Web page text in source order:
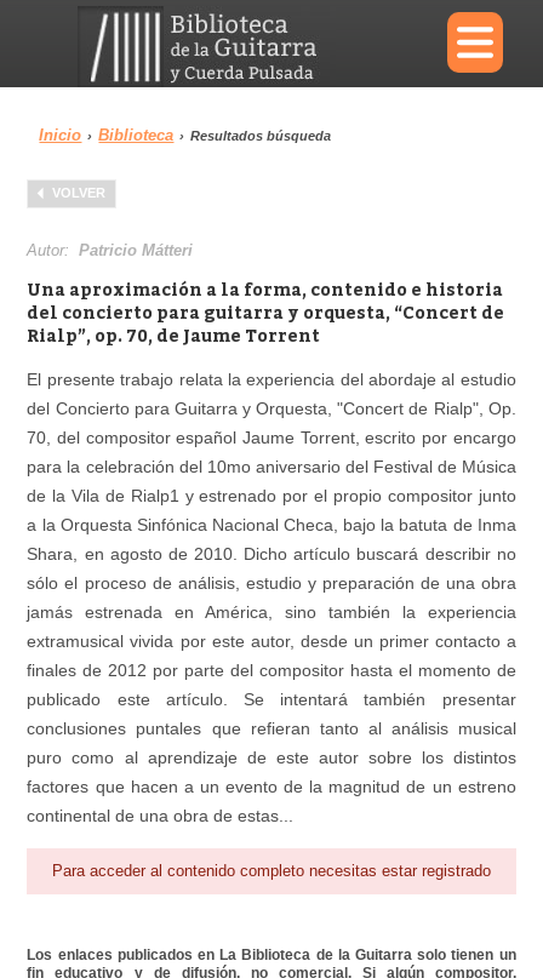
×
Menu
Biblioteca
Área personal Reproductor
Inicio › Biblioteca › Resultados búsqueda
VOLVER
Autor:Patricio Mátteri
Una aproximación a la forma, contenido e historia
del concierto para guitarra y orquesta, “Concert de
Rialp”, op. 70, de Jaume Torrent
El presente trabajo relata la experiencia del abordaje al estudio
del Concierto para Guitarra y Orquesta, "Concert de Rialp", Op.
70, del compositor español Jaume Torrent, escrito por encargo
para la celebración del 10mo aniversario del Festival de Música
de la Vila de Rialp1 y estrenado por el propio compositor junto
a la Orquesta Sinfónica Nacional Checa, bajo la batuta de Inma
Shara, en agosto de 2010. Dicho artículo buscará describir no
sólo el proceso de análisis, estudio y preparación de una obra
jamás estrenada en América, sino también la experiencia
extramusical vivida por este autor, desde un primer contacto a
finales de 2012 por parte del compositor hasta el momento de
publicado este artículo. Se intentará también presentar
conclusiones puntales que refieran tanto al análisis musical
puro como al aprendizaje de este autor sobre los distintos
factores que hacen a un evento de la magnitud de un estreno
continental de una obra de estas...
Para acceder al contenido completo necesitas estar registrado
Los enlaces publicados en La Biblioteca de la Guitarra solo tienen un
fin educativo y de difusión, no comercial. Si algún compositor,